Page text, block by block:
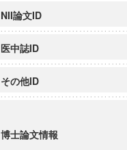
NII論文ID
医中誌ID
その他ID
博士論文情報